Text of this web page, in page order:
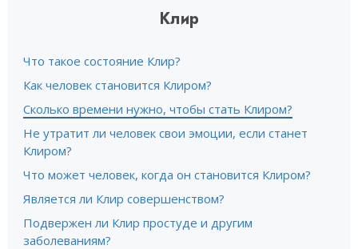
Клир
Что такое состояние Клир?
Как человек становится Клиром?
Сколько времени нужно, чтобы стать Клиром?
Не утратит ли человек свои эмоции, если станет
Клиром?
Что может человек, когда он становится Клиром?
Является ли Клир совершенством?
Подвержен ли Клир простуде и другим
заболеваниям?